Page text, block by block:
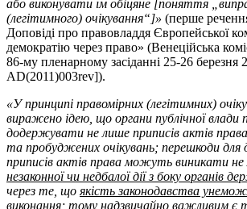
або виконувати їм обіцяне [поняття
(легітимного) очікування“]» (перше
Доповіді про правовладдя Європейської
демократію через право» (Венеційська
86-му пленарному засіданні 25-26
AD(2011)003rev]).
«У принципі правомірних (легітимних)
виражено ідею, що органи публічної влади
додержувати не лише приписів актів
та пробуджених очікувань; перешкоди для
приписів актів права можуть виникати не
незаконної чи недбалої дії з боку органів
через те, що якість законодавства
виконання; тому надзвичайно важливим є